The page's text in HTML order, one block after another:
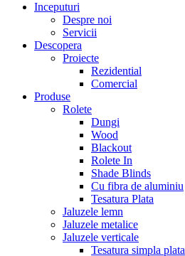
Inceputuri
Despre noi
Servicii
Descopera
Proiecte
Rezidential
Comercial
Produse
Rolete
Dungi
Wood
Blackout
Rolete In
Shade Blinds
Cu fibra de aluminiu
Tesatura Plata
Jaluzele lemn
Jaluzele metalice
Jaluzele verticale
Tesatura simpla plata